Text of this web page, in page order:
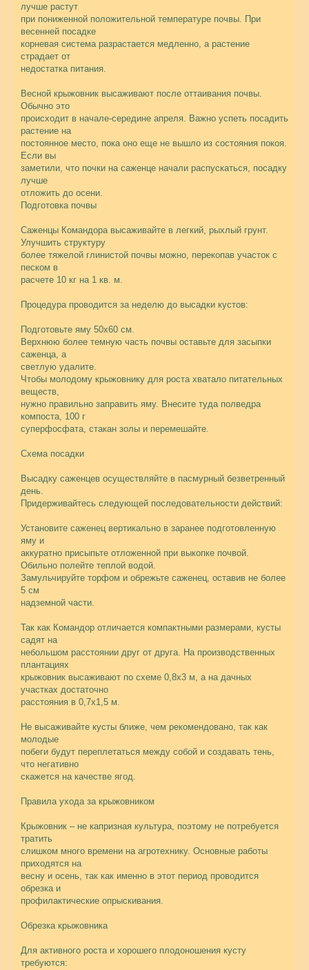
лучше растут
при пониженной положительной температуре почвы. При
весенней посадке
корневая система разрастается медленно, а растение
страдает от
недостатка питания.
Весной крыжовник высаживают после оттаивания почвы.
Обычно это
происходит в начале-середине апреля. Важно успеть посадить
растение на
постоянное место, пока оно еще не вышло из состояния покоя.
Если вы
заметили, что почки на саженце начали распускаться, посадку
лучше
отложить до осени.
Подготовка почвы
Саженцы Командора высаживайте в легкий, рыхлый грунт.
Улучшить структуру
более тяжелой глинистой почвы можно, перекопав участок с
песком в
расчете 10 кг на 1 кв. м.
Процедура проводится за неделю до высадки кустов:
Подготовьте яму 50х60 см.
Верхнюю более темную часть почвы оставьте для засыпки
саженца, а
светлую удалите.
Чтобы молодому крыжовнику для роста хватало питательных
веществ,
нужно правильно заправить яму. Внесите туда полведра
компоста, 100 г
суперфосфата, стакан золы и перемешайте.
Схема посадки
Высадку саженцев осуществляйте в пасмурный безветренный
день.
Придерживайтесь следующей последовательности действий:
Установите саженец вертикально в заранее подготовленную
яму и
аккуратно присыпьте отложенной при выкопке почвой.
Обильно полейте теплой водой.
Замульчируйте торфом и обрежьте саженец, оставив не более
5 см
надземной части.
Так как Командор отличается компактными размерами, кусты
садят на
небольшом расстоянии друг от друга. На производственных
плантациях
крыжовник высаживают по схеме 0,8х3 м, а на дачных
участках достаточно
расстояния в 0,7х1,5 м.
Не высаживайте кусты ближе, чем рекомендовано, так как
молодые
побеги будут переплетаться между собой и создавать тень,
что негативно
скажется на качестве ягод.
Правила ухода за крыжовником
Крыжовник – не капризная культура, поэтому не потребуется
тратить
слишком много времени на агротехнику. Основные работы
приходятся на
весну и осень, так как именно в этот период проводится
обрезка и
профилактические опрыскивания.
Обрезка крыжовника
Для активного роста и хорошего плодоношения кусту
требуются: